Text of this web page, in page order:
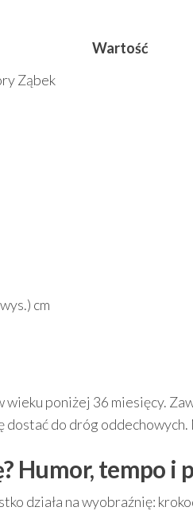
Wartość
Ząbek
cm
poniżej 36 miesięcy.
dostać do dróg
Humor, tempo i
działa na wyobraźnię: